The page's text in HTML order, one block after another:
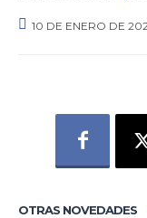
10 DE ENERO DE
OTRAS NOVEDADES